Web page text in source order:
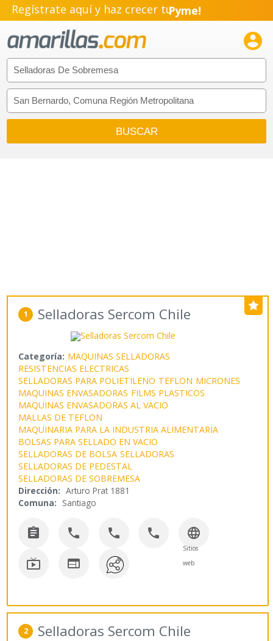
Regístrate aquí y haz crecer tuPyme!
Emprendimiento!

1 Selladoras Sercom Chile
Categoría: MAQUINAS SELLADORAS
RESISTENCIAS ELECTRICAS
SELLADORAS PARA POLIETILENO TEFLON MICRONES
MAQUINAS ENVASADORAS FILMS PLASTICOS
MAQUINAS ENVASADORAS AL VACIO
MALLAS DE TEFLON
MAQUINARIA PARA LA INDUSTRIA ALIMENTARIA
BOLSAS PARA SELLADO EN VACIO
SELLADORAS DE BOLSA SELLADORAS
SELLADORAS DE PEDESTAL
SELLADORAS DE SOBREMESA
Dirección: Arturo Prat 1881
Comuna: Santiago
    
Sitios
web
 
2 Selladoras Sercom Chile